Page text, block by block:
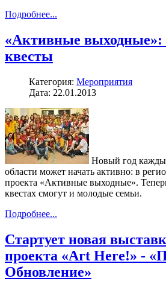
Подробнее...
«Активные выходные»:
квесты
Категория: Мероприятия
Дата: 22.01.2013
Новый год
области может начать активно: в
проекта «Активные выходные».
квестах смогут и молодые семьи.
Подробнее...
Стартует новая
проекта «Art Here!» -
Обновление»